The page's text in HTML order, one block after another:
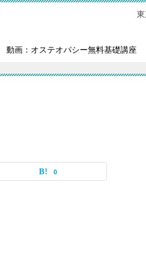
動画：オステオパシー無料基礎講座
0